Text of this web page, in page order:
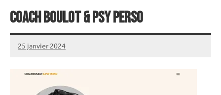
Coach Boulot & Psy Perso
25 janvier 2024
annuairecoaching